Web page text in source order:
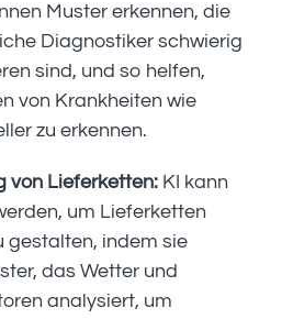
Muster erkennen, die
Diagnostiker schwierig
sind, und so helfen,
von Krankheiten wie
zu erkennen.
von Lieferketten:KI kann
um Lieferketten
gestalten, indem sie
das Wetter und
analysiert, um